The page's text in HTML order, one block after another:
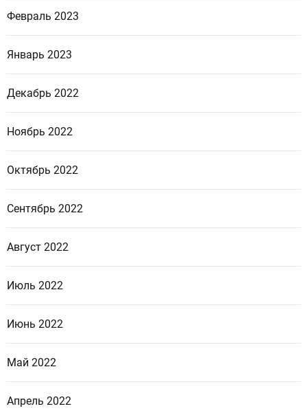
Февраль 2023
Январь 2023
Декабрь 2022
Ноябрь 2022
Октябрь 2022
Сентябрь 2022
Август 2022
Июль 2022
Июнь 2022
Май 2022
Апрель 2022